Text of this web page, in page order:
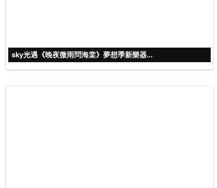
sky光遇《晚夜微雨問海棠》夢想季新樂器...